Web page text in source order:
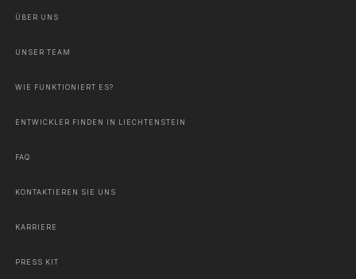
ÜBER UNS
UNSER TEAM
WIE FUNKTIONIERT ES?
ENTWICKLER FINDEN IN LIECHTENSTEIN
FAQ
KONTAKTIEREN SIE UNS
KARRIERE
PRESS KIT